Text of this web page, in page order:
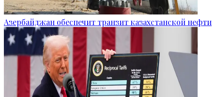
Азербайджан обеспечит транзит казахстанской нефти